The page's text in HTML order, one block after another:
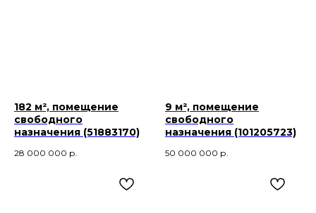
182 м², помещение
свободного
назначения (51883170)
28 000 000 р.
9 м², помещение
свободного
назначения (101205723)
50 000 000 р.